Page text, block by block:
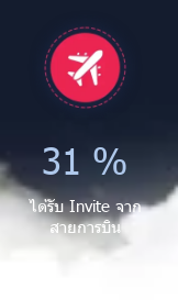
36 %
ได้รับ Invite จาก
สายการบิน